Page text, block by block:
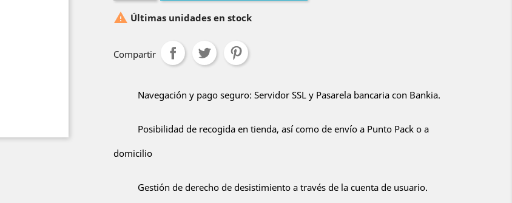
 Últimas unidades en stock
Compartir
Navegación y pago seguro: Servidor SSL y Pasarela bancaria con Bankia.
Posibilidad de recogida en tienda, así como de envío a Punto Pack o a
domicilio
Gestión de derecho de desistimiento a través de la cuenta de usuario.